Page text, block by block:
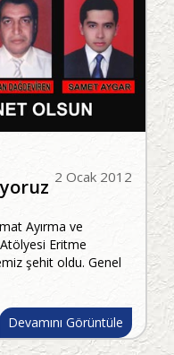
2 Ocak 2012
Ayırma ve
Eritme
şehit oldu. Genel
Devamını Görüntüle